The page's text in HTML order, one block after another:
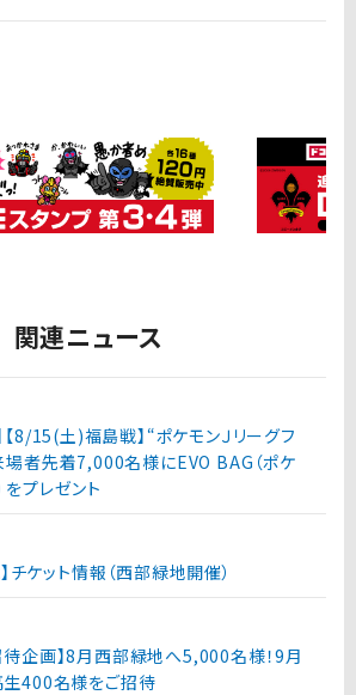
関連ニュース
【8/15(土)福島戦】“ポケモンＪリーグフ
場者先着7,000名様にEVO BAG（ポケ
をプレゼント
ケット情報（西部緑地開催）
待企画】8月西部緑地へ5,000名様！9月
400名様をご招待